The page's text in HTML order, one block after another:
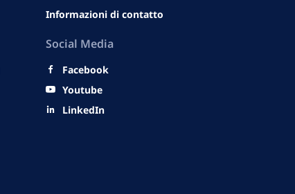
Informazioni di contatto
Social Media
Facebook
Youtube
LinkedIn